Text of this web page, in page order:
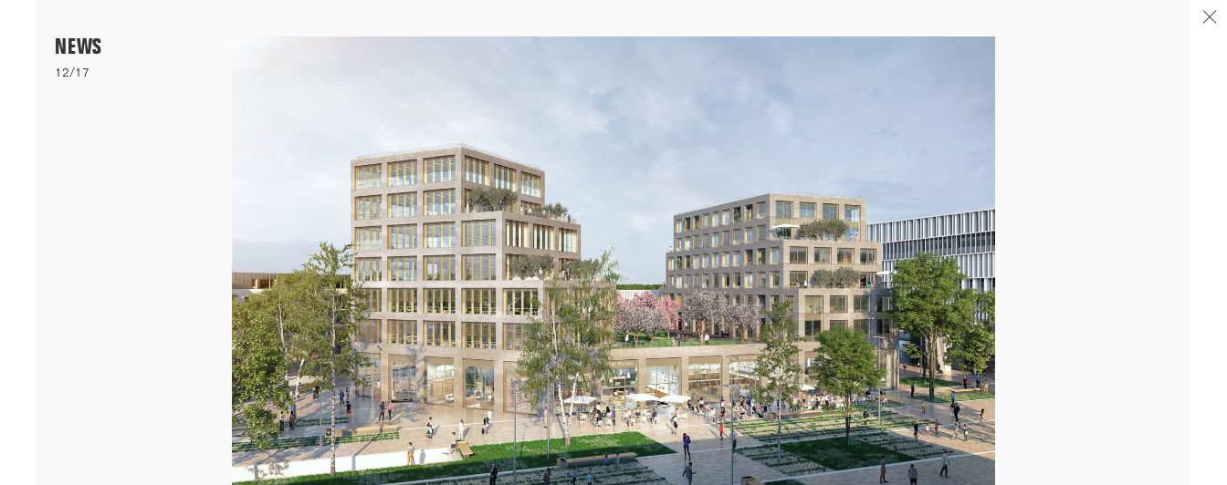
Nos logements bioclimatiques pour les étudiants de l'Université
Cheikh Anta Diop de Dakar remportent le prixA+AWARDS 2026
04/26
INAUGURATION ZANNIER HOTELS BENDOR
Après six ans de présence sur le projet de Renaissance de l'île de
Bendor dans le Var, don...[...]
04/26
FIN DE GROS ŒUVRE PORTE DE SAINT-OUEN
Après la livraison de l'immeuble totem en proue sur le
périphérique, nous avons fêté avec les équipes...[...]
NEWS
12/17